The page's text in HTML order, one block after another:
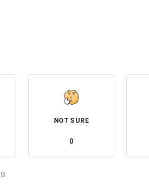
NOT SURE
0